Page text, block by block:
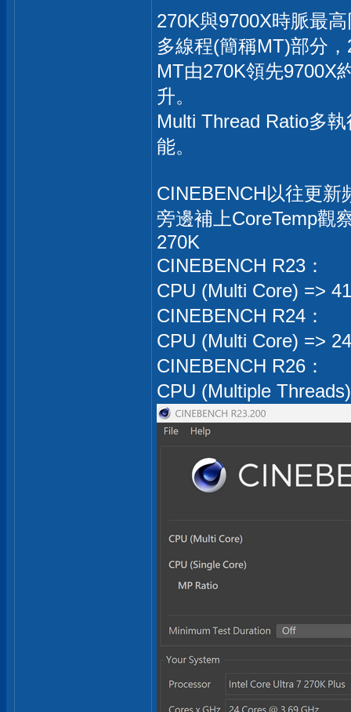
270K與9700X時脈最
多線程(簡稱MT)部分
MT由270K領先9700X
升。
Multi Thread Ratio多
能。
CINEBENCH以往更
旁邊補上CoreTemp觀
270K
CINEBENCH R23：
CPU (Multi Core) =>
CINEBENCH R24：
CPU (Multi Core) =>
CINEBENCH R26：
CPU (Multiple